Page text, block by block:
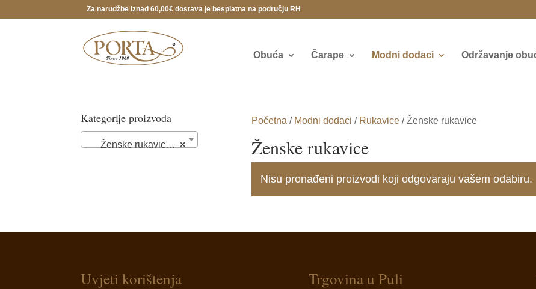
Za narudžbe iznad 60,00€ dostava je besplatna na području RH
Obuća Čarape Modni dodaci Održavanje
Početna / Modni dodaci / Rukavice/ Ženske rukavice
Ženske rukavice
Nisu pronađeni proizvodi koji odgovaraju vašem odabiru.
Kategorije proizvoda
×
Ženske rukavice (0)
Uvjeti korištenja Trgovina u Puli